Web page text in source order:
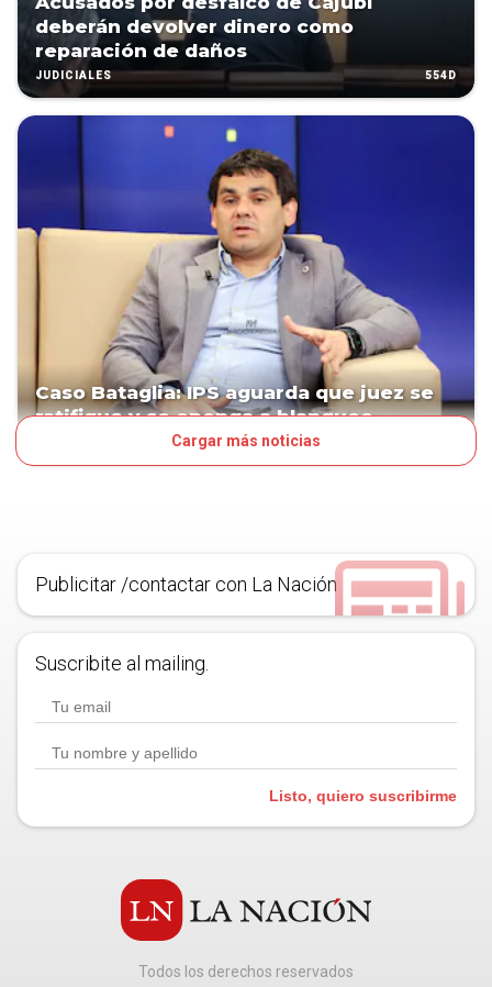
deberán devolver dinero como
reparación de daños
JUDICIALES 554D
Caso Bataglia: IPS aguarda que juez se
ratifique y se oponga a blanqueo
Cargar más noticias
Publicitar /contactar con La Nación
Suscribite al mailing.
Listo, quiero suscribirme
Todos los derechos reservados